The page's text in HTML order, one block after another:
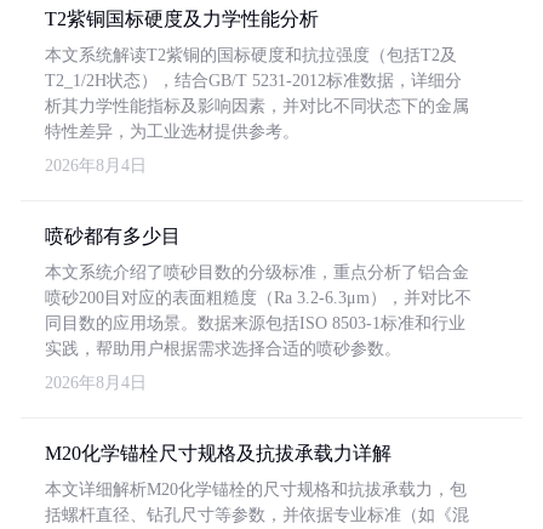
T2紫铜国标硬度及力学性能分析
本文系统解读T2紫铜的国标硬度和抗拉强度（包括T2及
T2_1/2H状态），结合GB/T 5231-2012标准数据，详细分
析其力学性能指标及影响因素，并对比不同状态下的金属
特性差异，为工业选材提供参考。
2026年8月4日
喷砂都有多少目
本文系统介绍了喷砂目数的分级标准，重点分析了铝合金
喷砂200目对应的表面粗糙度（Ra 3.2-6.3μm），并对比不
同目数的应用场景。数据来源包括ISO 8503-1标准和行业
实践，帮助用户根据需求选择合适的喷砂参数。
2026年8月4日
M20化学锚栓尺寸规格及抗拔承载力详解
本文详细解析M20化学锚栓的尺寸规格和抗拔承载力，包
括螺杆直径、钻孔尺寸等参数，并依据专业标准（如《混